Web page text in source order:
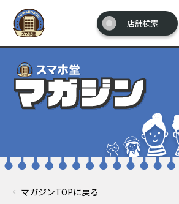
店舗検索
マガジンTOPに戻る